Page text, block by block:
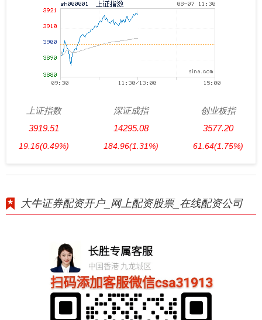
上证指数
3919.51
19.16(0.49%)
深证成指
14295.08
184.96(1.31%)
创业板指
3577.20
61.64(1.75%)
大牛证券配资开户_网上配资股票_在线配资公司